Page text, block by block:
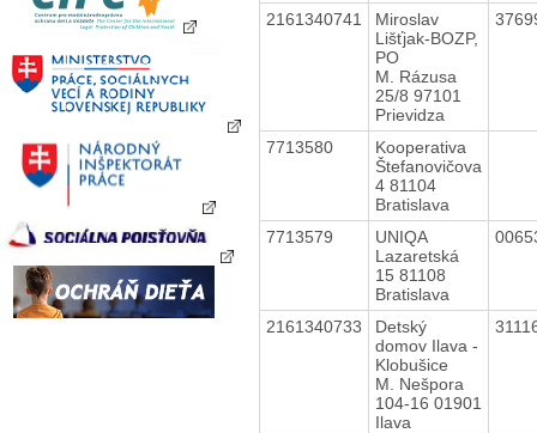
2161340741
Miroslav
Lišťjak-BOZP,
PO
M. Rázusa
25/8 97101
Prievidza
7713580
Kooperativa
Štefanovičova
4 81104
Bratislava
7713579
UNIQA
Lazaretská
15 81108
Bratislava
2161340733
Detský
domov Ilava -
Klobušice
M. Nešpora
104-16 01901
Ilava